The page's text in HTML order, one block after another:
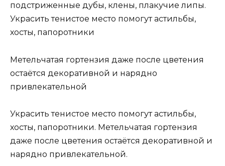
подстриженные дубы, клены, плакучие липы.
Украсить тенистое место помогут астильбы,
хосты, папоротники
Метельчатая гортензия даже после цветения
остаётся декоративной и нарядно
привлекательной
Украсить тенистое место помогут астильбы,
хосты, папоротники. Метельчатая гортензия
даже после цветения остаётся декоративной и
нарядно привлекательной.